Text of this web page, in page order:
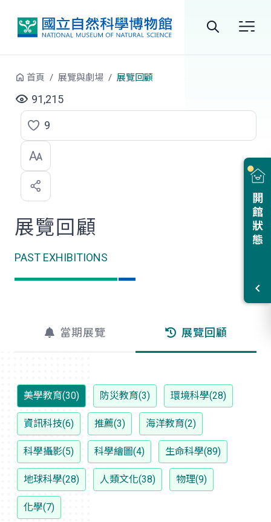
尋
開館狀態
首頁 展覽與劇場 展覽回顧
91,215
點
選
喜
歡
9
展覽回顧
PAST EXHIBITIONS
當期展覽 展覽回顧
美學教育(30) 防災教育(3) 環境科學(28)
資訊科技(6) 推薦(3) 海洋教育(2)
科學攝影(5) 科學繪圖(4) 生命科學(89)
地球科學(28) 人類文化(38) 物理(9)
化學(7)